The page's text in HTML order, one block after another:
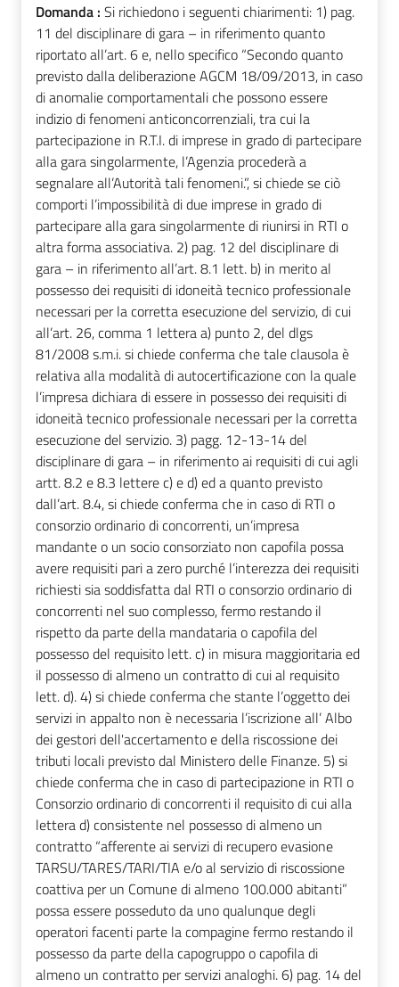
Domanda : Si richiedono i seguenti chiarimenti: 1) pag.
11 del disciplinare di gara – in riferimento quanto
riportato all’art. 6 e, nello specifico “Secondo quanto
previsto dalla deliberazione AGCM 18/09/2013, in caso
di anomalie comportamentali che possono essere
indizio di fenomeni anticoncorrenziali, tra cui la
partecipazione in R.T.I. di imprese in grado di partecipare
alla gara singolarmente, l’Agenzia procederà a
segnalare all’Autorità tali fenomeni.”, si chiede se ciò
comporti l’impossibilità di due imprese in grado di
partecipare alla gara singolarmente di riunirsi in RTI o
altra forma associativa. 2) pag. 12 del disciplinare di
gara – in riferimento all’art. 8.1 lett. b) in merito al
possesso dei requisiti di idoneità tecnico professionale
necessari per la corretta esecuzione del servizio, di cui
all’art. 26, comma 1 lettera a) punto 2, del dlgs
81/2008 s.m.i. si chiede conferma che tale clausola è
relativa alla modalità di autocertificazione con la quale
l’impresa dichiara di essere in possesso dei requisiti di
idoneità tecnico professionale necessari per la corretta
esecuzione del servizio. 3) pagg. 12-13-14 del
disciplinare di gara – in riferimento ai requisiti di cui agli
artt. 8.2 e 8.3 lettere c) e d) ed a quanto previsto
dall’art. 8.4, si chiede conferma che in caso di RTI o
consorzio ordinario di concorrenti, un’impresa
mandante o un socio consorziato non capofila possa
avere requisiti pari a zero purché l’interezza dei requisiti
richiesti sia soddisfatta dal RTI o consorzio ordinario di
concorrenti nel suo complesso, fermo restando il
rispetto da parte della mandataria o capofila del
possesso del requisito lett. c) in misura maggioritaria ed
il possesso di almeno un contratto di cui al requisito
lett. d). 4) si chiede conferma che stante l’oggetto dei
servizi in appalto non è necessaria l’iscrizione all’ Albo
dei gestori dell'accertamento e della riscossione dei
tributi locali previsto dal Ministero delle Finanze. 5) si
chiede conferma che in caso di partecipazione in RTI o
Consorzio ordinario di concorrenti il requisito di cui alla
lettera d) consistente nel possesso di almeno un
contratto “afferente ai servizi di recupero evasione
TARSU/TARES/TARI/TIA e/o al servizio di riscossione
coattiva per un Comune di almeno 100.000 abitanti”
possa essere posseduto da uno qualunque degli
operatori facenti parte la compagine fermo restando il
possesso da parte della capogruppo o capofila di
almeno un contratto per servizi analoghi. 6) pag. 14 del